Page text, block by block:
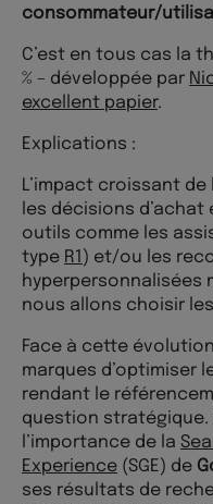
consommateur/
C’est en tous cas la
% – développée par
excellent papier.
Explications :
L’impact croissant
les décisions
outils comme les
type R1 ) et/ou les
hyperpersonnalisées
nous allons choisir
Face à cette
marques d’optimiser
rendant le
question stratégique.
l’importance de la
Experience (SGE) de
ses résultats de